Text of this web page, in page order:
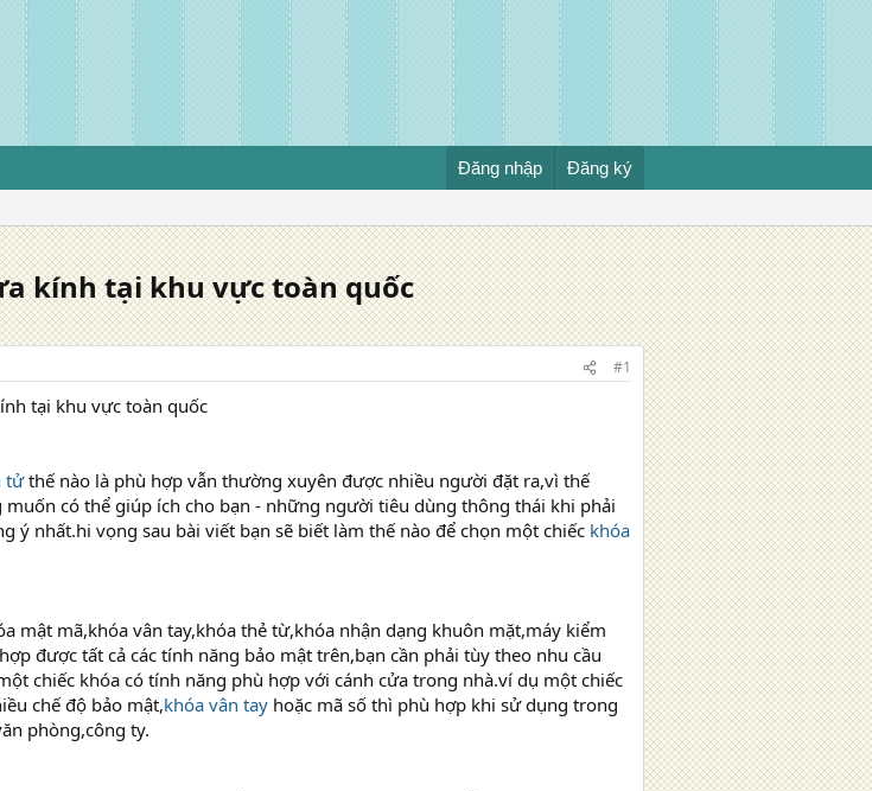
Đăng nhập Đăng ký
kính tại khu vực toàn quốc
#1
tại khu vực toàn quốc
tửthế nào là phù hợp vẫn thường xuyên được nhiều người đặt ra,vì thế
có thể giúp ích cho bạn - những người tiêu dùng thông thái khi phải
ý nhất.hi vọng sau bài viết bạn sẽ biết làm thế nào để chọn một chiếc khóa
mật mã,khóa vân tay,khóa thẻ từ,khóa nhận dạng khuôn mặt,máy kiểm
được tất cả các tính năng bảo mật trên,bạn cần phải tùy theo nhu cầu
chiếc khóa có tính năng phù hợp với cánh cửa trong nhà.ví dụ một chiếc
chế độ bảo mật,khóa vân tay hoặc mã số thì phù hợp khi sử dụng trong
phòng,công ty.